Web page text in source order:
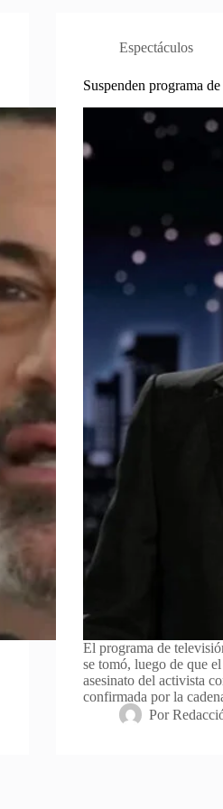
Espectáculos
Suspenden programa
El programa de
se tomó, luego de que
asesinato del activista
confirmada por la
Por